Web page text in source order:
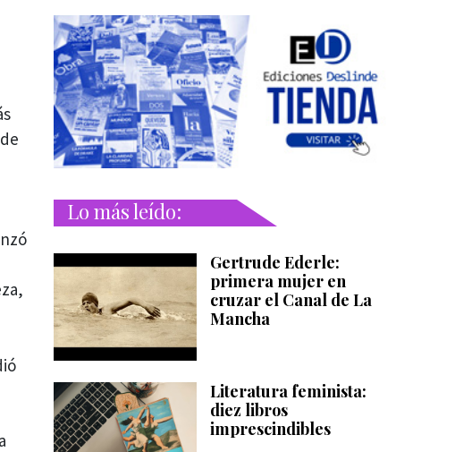
Lo más leído:
Gertrude Ederle:
primera mujer en
cruzar el Canal de La
Mancha
Literatura feminista:
diez libros
imprescindibles